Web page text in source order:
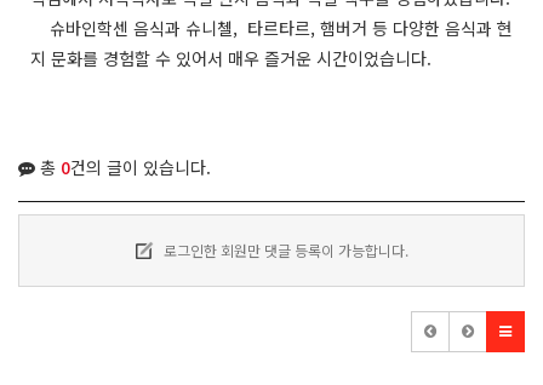
슈바인학센 음식과 슈니첼, 타르타르, 햄버거 등 다양한 음식과 현
지 문화를 경험할 수 있어서 매우 즐거운 시간이었습니다.
총 0건의 글이 있습니다.
로그인한 회원만 댓글 등록이 가능합니다.